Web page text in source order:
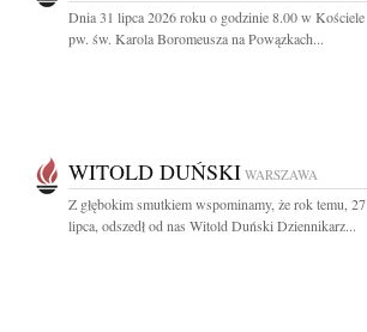
Dnia 31 lipca 2026 roku o godzinie 8.00 w Kościele
pw. św. Karola Boromeusza na Powązkach...
WITOLD DUŃSKI WARSZAWA
Z głębokim smutkiem wspominamy, że rok temu, 27
lipca, odszedł od nas Witold Duński Dziennikarz...